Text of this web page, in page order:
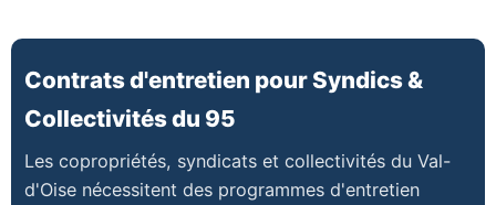
Contrats d'entretien pour Syndics &
Collectivités du 95
Les copropriétés, syndicats et collectivités du Val-
d'Oise nécessitent des programmes d'entretien